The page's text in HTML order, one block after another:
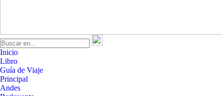
Inicio
Libro
Guía de Viaje
Principal
Andes